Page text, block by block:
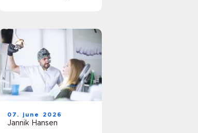
07. june 2026
Jannik Hansen